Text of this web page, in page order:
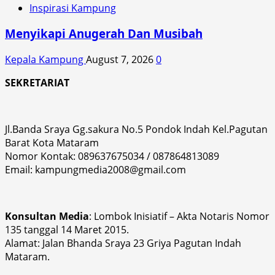
Inspirasi Kampung
Menyikapi Anugerah Dan Musibah
Kepala KampungAugust 7, 20260
SEKRETARIAT
Jl.Banda Sraya Gg.sakura No.5 Pondok Indah Kel.Pagutan
Barat Kota Mataram
Nomor Kontak: 089637675034 / 087864813089
Email: kampungmedia2008@gmail.com
Konsultan Media: Lombok Inisiatif – Akta Notaris Nomor
135 tanggal 14 Maret 2015.
Alamat: Jalan Bhanda Sraya 23 Griya Pagutan Indah
Mataram.